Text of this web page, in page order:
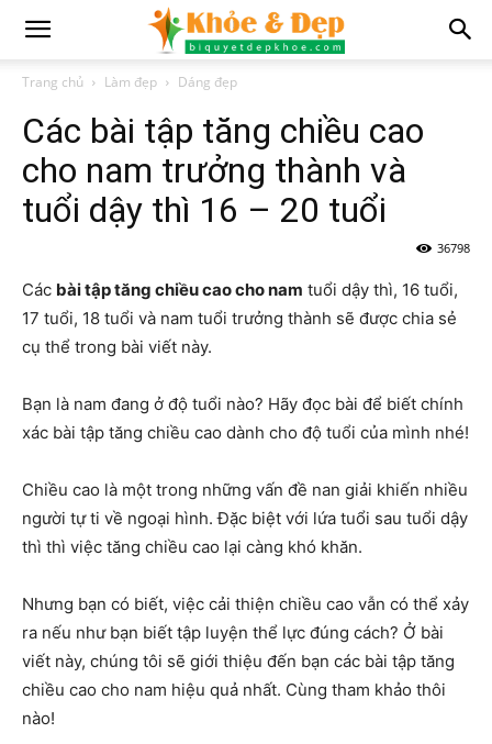
Trang chủ Làm đẹp Dáng đẹp
Các bài tập tăng chiều cao
cho nam trưởng thành và
tuổi dậy thì 16 – 20 tuổi
36798
Các bài tập tăng chiều cao cho nam tuổi dậy thì, 16 tuổi,
17 tuổi, 18 tuổi và nam tuổi trưởng thành sẽ được chia sẻ
cụ thể trong bài viết này.
Bạn là nam đang ở độ tuổi nào? Hãy đọc bài để biết chính
xác bài tập tăng chiều cao dành cho độ tuổi của mình nhé!
Chiều cao là một trong những vấn đề nan giải khiến nhiều
người tự ti về ngoại hình. Đặc biệt với lứa tuổi sau tuổi dậy
thì thì việc tăng chiều cao lại càng khó khăn.
Nhưng bạn có biết, việc cải thiện chiều cao vẫn có thể xảy
ra nếu như bạn biết tập luyện thể lực đúng cách? Ở bài
viết này, chúng tôi sẽ giới thiệu đến bạn các bài tập tăng
chiều cao cho nam hiệu quả nhất. Cùng tham khảo thôi
nào!